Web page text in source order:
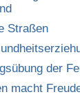
Straßen
der
macht